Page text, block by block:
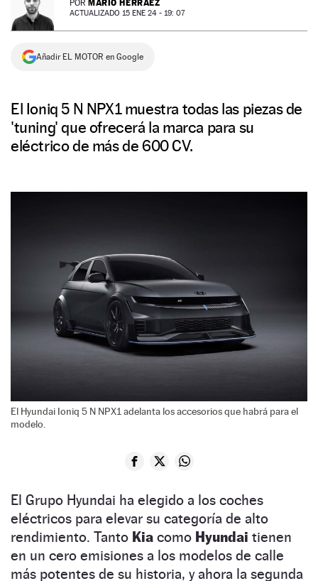
NEWSLETTER
SÍGUENOS
POR MARIO HERRÁEZ
ACTUALIZADO 15 ENE 24 - 19: 07
Añadir EL MOTOR en Google
El Ioniq 5 N NPX1 muestra todas las piezas de
'tuning' que ofrecerá la marca para su
eléctrico de más de 600 CV.
El Hyundai Ioniq 5 N NPX1 adelanta los accesorios que habrá para el
modelo.
El Grupo Hyundai ha elegido a los coches
eléctricos para elevar su categoría de alto
rendimiento. Tanto Kia como Hyundai tienen
en un cero emisiones a los modelos de calle
más potentes de su historia, y ahora la segunda